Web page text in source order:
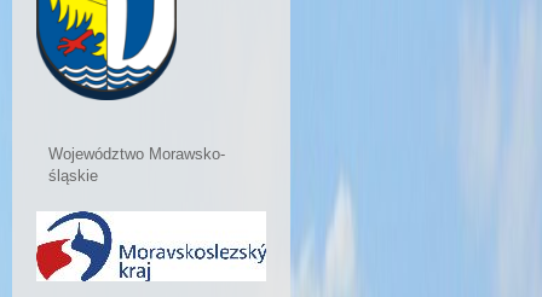
Województwo Morawsko-
śląskie